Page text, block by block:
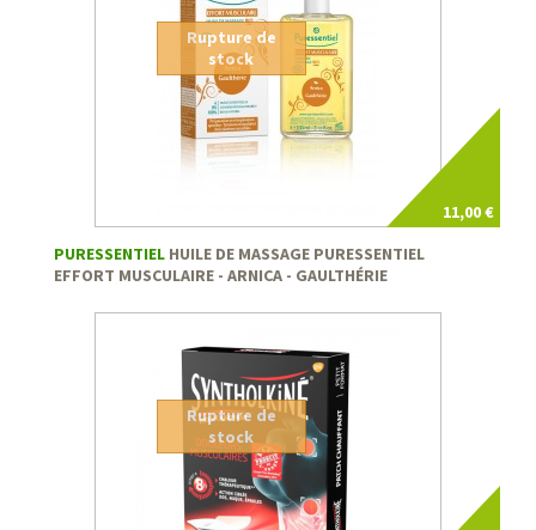
11,00 €
Rupture de
stock
PURESSENTIEL HUILE DE MASSAGE PURESSENTIEL
EFFORT MUSCULAIRE - ARNICA - GAULTHÉRIE
Rupture de
stock